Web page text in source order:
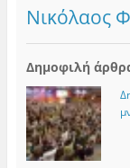
Νικόλαος
Δημοφιλή